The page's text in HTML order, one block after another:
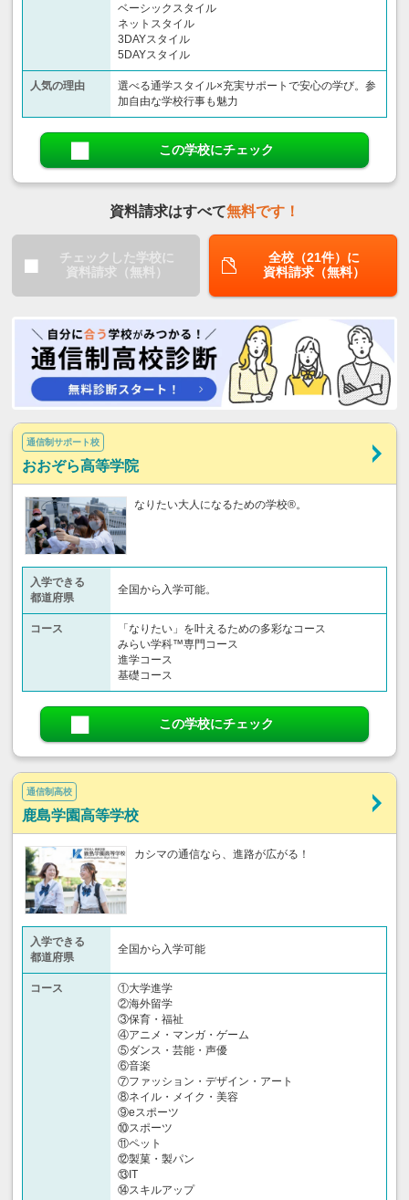
ベーシックスタイル
ネットスタイル
3DAYスタイル
5DAYスタイル
人気の理由
選べる通学スタイル×充実サポートで安心の学び。参
加自由な学校行事も魅力
この学校にチェック
資料請求はすべて無料です！
チェックした学校に
資料請求（無料）
全校（21件）に
資料請求（無料）
通信制サポート校
おおぞら高等学院
なりたい大人になるための学校®。
入学できる
都道府県
全国から入学可能。
コース
「なりたい」を叶えるための多彩なコース
みらい学科™専門コース
進学コース
基礎コース
この学校にチェック
通信制高校
鹿島学園高等学校
カシマの通信なら、進路が広がる！
入学できる
都道府県
全国から入学可能
コース
①大学進学
②海外留学
③保育・福祉
④アニメ・マンガ・ゲーム
⑤ダンス・芸能・声優
⑥音楽
⑦ファッション・デザイン・アート
⑧ネイル・メイク・美容
⑨eスポーツ
⑩スポーツ
⑪ペット
⑫製菓・製パン
⑬IT
⑭スキルアップ